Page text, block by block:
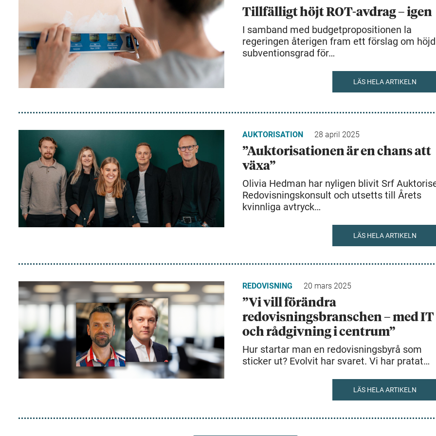
Tillfälligt höjt ROT-avdrag – igen
I samband med budgetpropositionen la
regeringen återigen fram ett förslag om höjd
subventionsgrad för…
LÄS HELA ARTIKELN
AUKTORISATION 28 april 2025
”Auktorisationen är en chans att
växa”
Olivia Hedman har nyligen blivit Srf
Redovisningskonsult och utsetts till Årets
kvinnliga avtryck…
LÄS HELA ARTIKELN
REDOVISNING 20 mars 2025
”Vi vill förändra
redovisningsbranschen – med IT
och rådgivning i centrum”
Hur startar man en redovisningsbyrå som
sticker ut? Evolvit har svaret. Vi har pratat…
LÄS HELA ARTIKELN